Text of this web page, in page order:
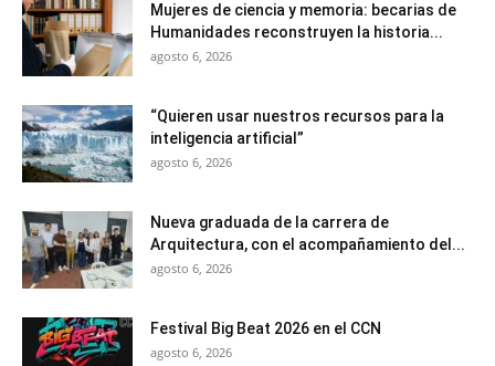
Mujeres de ciencia y memoria: becarias de
Humanidades reconstruyen la historia...
agosto 6, 2026
“Quieren usar nuestros recursos para la
inteligencia artificial”
agosto 6, 2026
Nueva graduada de la carrera de
Arquitectura, con el acompañamiento del...
agosto 6, 2026
Festival Big Beat 2026 en el CCN
agosto 6, 2026